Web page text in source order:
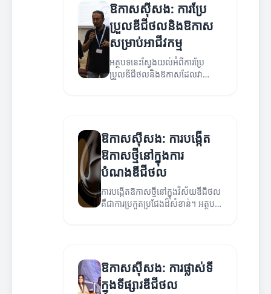
ឱកាសស៊ីសង: ការប្រែ
ប្រួលឌីជីថលនិងឱកាស
សម្រាប់អាជីវកម្ម
អត្ថបទនេះស្វែងយល់អំពីការប្រែ
ប្រួលឌីជីថលនិងឱកាសដែលវា
ឱកាសស៊ីសង: ការបង្កើត
ឱកាសថ្មីនៅក្នុងការ
បំណងឌីជីថល
ការបង្កើតឱកាសថ្មីនៅក្នុងវិស័យឌីជីថល
គឺជាការប្រកួតប្រជែងដ៏សំខាន់។ អត្ថបទ
ឱកាសស៊ីសង: ការផ្លាស់ទី
ក្នុងទីផ្សារឌីជីថល